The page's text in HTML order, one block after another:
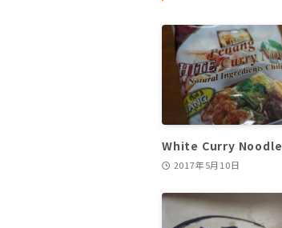
White Curry Noodle
2017年5月10日